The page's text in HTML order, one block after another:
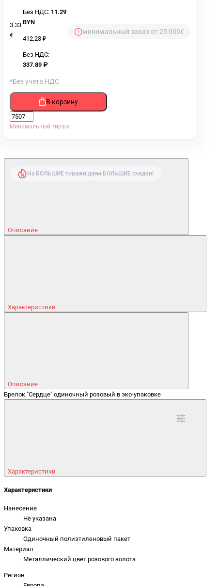
3.33
€
Без НДС: 11.29
BYN
412.23 ₽
Без НДС:
337.89 ₽
минимальный заказ от 25 000€
*Без учета НДС
В корзину
Минимальный тираж
На БОЛЬШИЕ тиражи даем БОЛЬШИЕ скидки!
Описание
Характеристики
Описание
Брелок "Сердце" одиночный розовый в эко-упаковке
Характеристики
Характеристики
Нанесение
Не указана
Упаковка
Одиночный полиэтиленовый пакет
Материал
Металлический цвет розового золота
Регион